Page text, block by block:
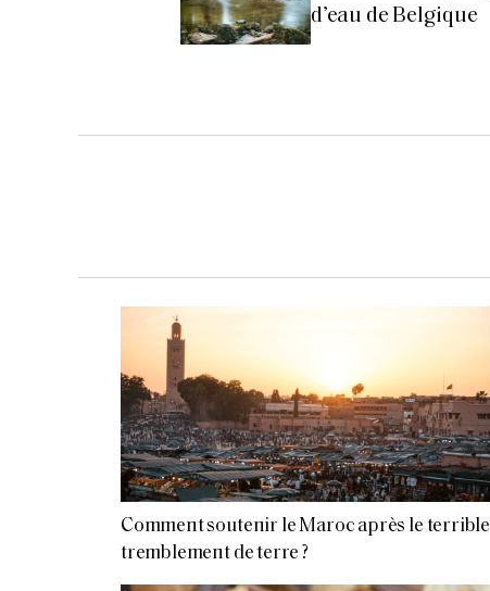
d’eau de Belgique
Comment soutenir le Maroc après le terrible
tremblement de terre ?